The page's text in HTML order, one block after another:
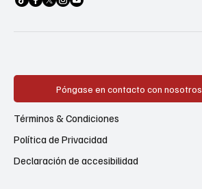
Póngase en contacto con nosotros
Política de Privacidad
Términos & Condiciones
Declaración de accesibilidad